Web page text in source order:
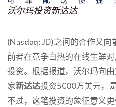
沃尔玛投资新达达
(Nasdaq: JD)之间的合作又向
前者在竞争白热的在线生鲜
投资。根据报道，沃尔玛向
家新达达投资5000万美元，
不过，这笔投资的象征意义